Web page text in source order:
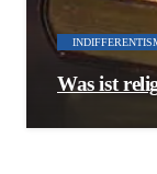
Was ist